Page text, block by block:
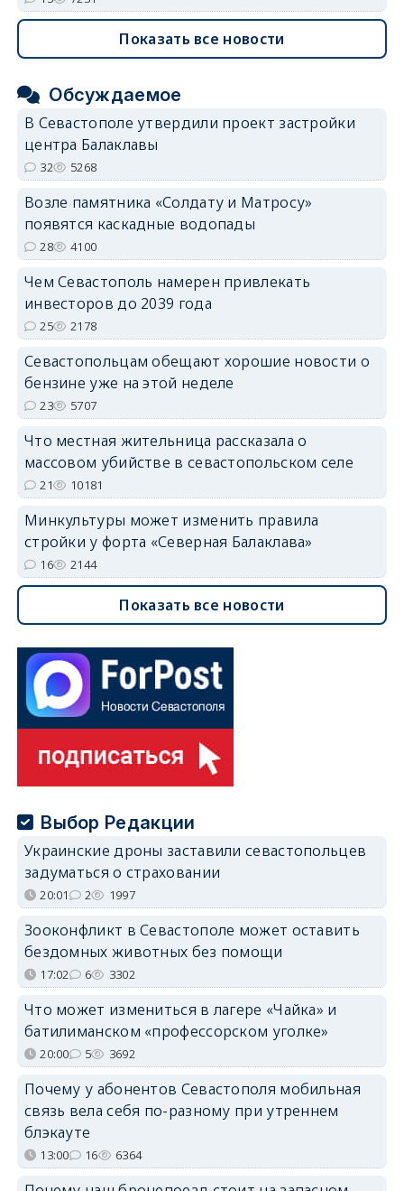
Показать все новости
Обсуждаемое
В Севастополе утвердили проект застройки
центра Балаклавы
32 5268
Возле памятника «Солдату и Матросу»
появятся каскадные водопады
28 4100
Чем Севастополь намерен привлекать
инвесторов до 2039 года
25 2178
Севастопольцам обещают хорошие новости о
бензине уже на этой неделе
23 5707
Что местная жительница рассказала о
массовом убийстве в севастопольском селе
21 10181
Минкультуры может изменить правила
стройки у форта «Северная Балаклава»
16 2144
Показать все новости
Выбор Редакции
Украинские дроны заставили севастопольцев
задуматься о страховании
20:01 2 1997
Зооконфликт в Севастополе может оставить
бездомных животных без помощи
17:02 6 3302
Что может измениться в лагере «Чайка» и
батилиманском «профессорском уголке»
20:00 5 3692
Почему у абонентов Севастополя мобильная
связь вела себя по-разному при утреннем
блэкауте
13:00 16 6364